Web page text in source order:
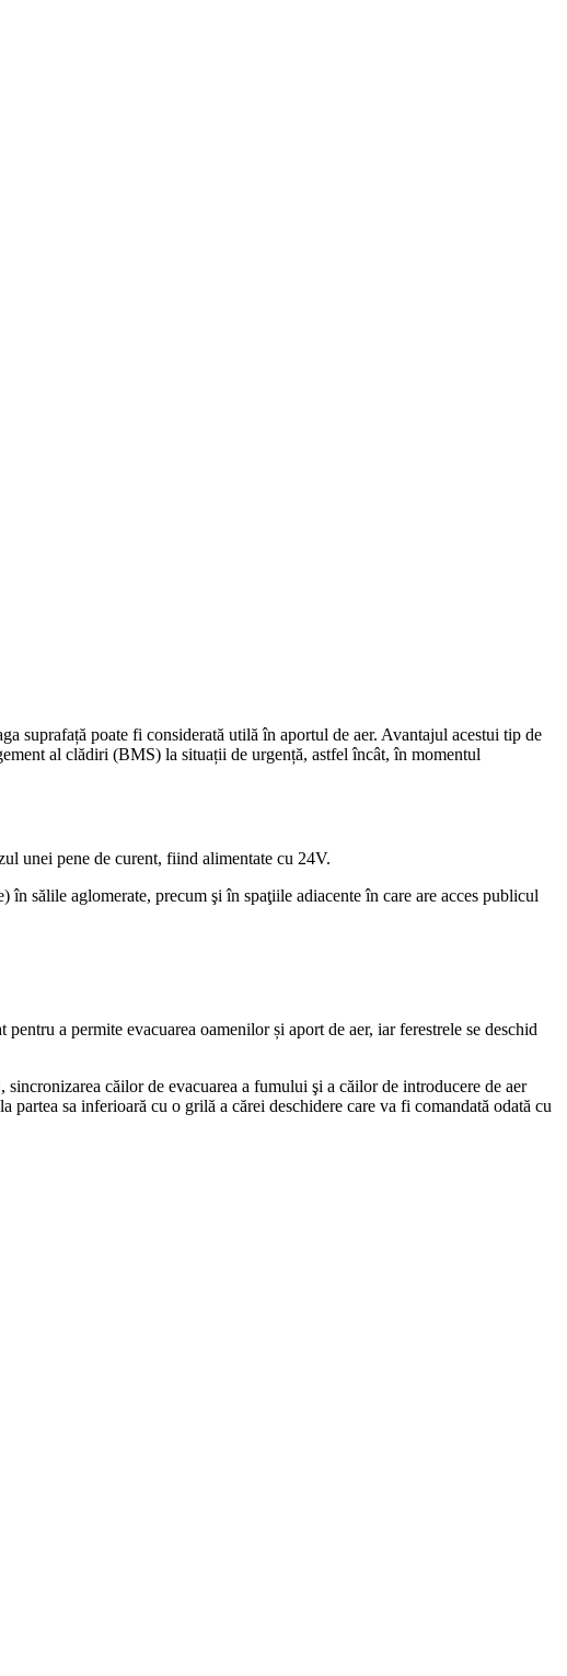
suprafață poate fi considerată utilă în aportul de aer. Avantajul acestui tip de
al clădiri (BMS) la situații de urgență, astfel încât, în momentul
unei pene de curent, fiind alimentate cu 24V.
sălile aglomerate, precum şi în spaţiile adiacente în care are acces publicul
a permite evacuarea oamenilor și aport de aer, iar ferestrele se deschid
căilor de evacuarea a fumului şi a căilor de introducere de aer
partea sa inferioară cu o grilă a cărei deschidere care va fi comandată odată cu